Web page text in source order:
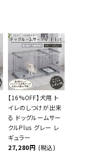
【16%OFF】犬用 ト
イレのしつけが出来
る ドッグルームサー
クルPlus グレー レ
ギュラー
27,280円 (税込)